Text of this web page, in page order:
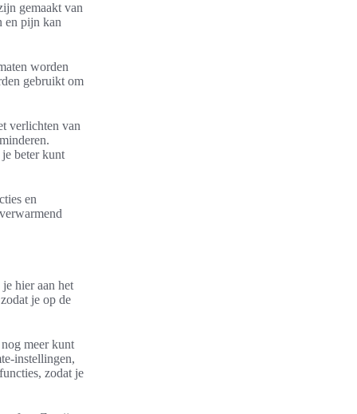
gemaakt van
en pijn kan
worden
gebruikt om
verlichten van
beter kunt
en
hier aan het
je op de
meer kunt
instellingen,
zodat je